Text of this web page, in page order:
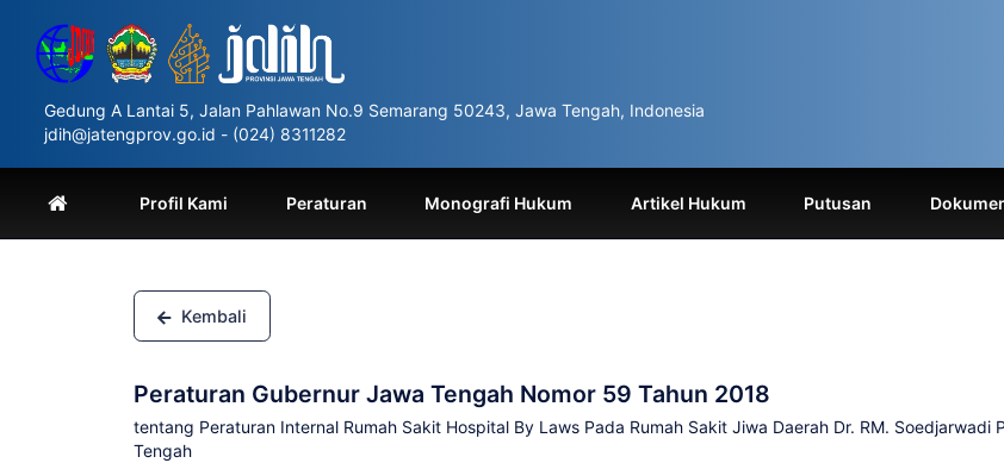
website
includes
accessibility
system.
Control-
F11
Gedung A Lantai 5, Jalan Pahlawan No.9 Semarang 50243, Jawa Tengah, Indonesia
jdih@jatengprov.go.id - (024) 8311282
Profil Kami Peraturan Monografi Hukum Artikel Hukum Putusan
Kembali
Peraturan Gubernur Jawa Tengah Nomor 59 Tahun 2018
tentang Peraturan Internal Rumah Sakit Hospital By Laws Pada Rumah Sakit Jiwa Daerah Dr. RM. Soedjarwadi
Tengah